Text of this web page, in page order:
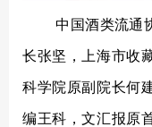
中国酒类流通
长张坚，上海市收
科学院原副院长何
编王科，文汇报原